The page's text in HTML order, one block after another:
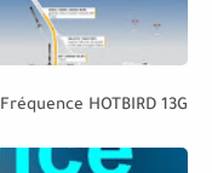
Fréquence HOTBIRD 13G